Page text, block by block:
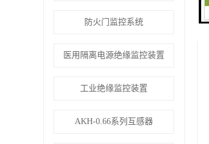
防火门监控系统
医用隔离电源绝缘监控装置
工业绝缘监控装置
AKH-0.66系列互感器